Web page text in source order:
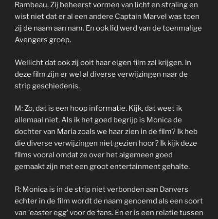
Rambeau. Zij beheerst vormen van licht en straling en
wist niet dat er al een andere Captain Marvel was toen
zij de naam aan nam. En ook lid werd van de toenmalige
Avengers groep.
Wellicht dat ook zij ooit haar eigen film zal krijgen. In
deze film zijn er wel al diverse verwijzingen naar de
strip geschiedenis.
M: Zo, dat is een hoop informatie. Kijk, dat weet ik
allemaal niet. Als ik het goed begrijp is Monica de
dochter van Maria zoals we haar zien in de film? Ik heb
die diverse verwijzingen niet gezien hoor? Ik kijk deze
films vooral omdat ze over het algemeen goed
gemaakt zijn met een groot entertainment gehalte.
R: Monica is in de strip niet verbonden aan Danvers
echter in de film wordt de naam genoemd als een soort
van ‘easter egg’ voor de fans. En er is een relatie tussen